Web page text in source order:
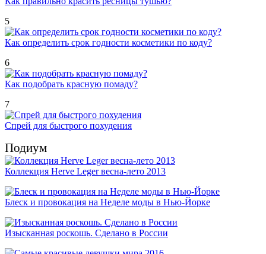
5
Как определить срок годности косметики по коду?
6
Как подобрать красную помаду?
7
Спрей для быстрого похудения
Подиум
Коллекция Herve Leger весна-лето 2013
Блеск и провокация на Неделе моды в Нью-Йорке
Изысканная роскошь. Сделано в России